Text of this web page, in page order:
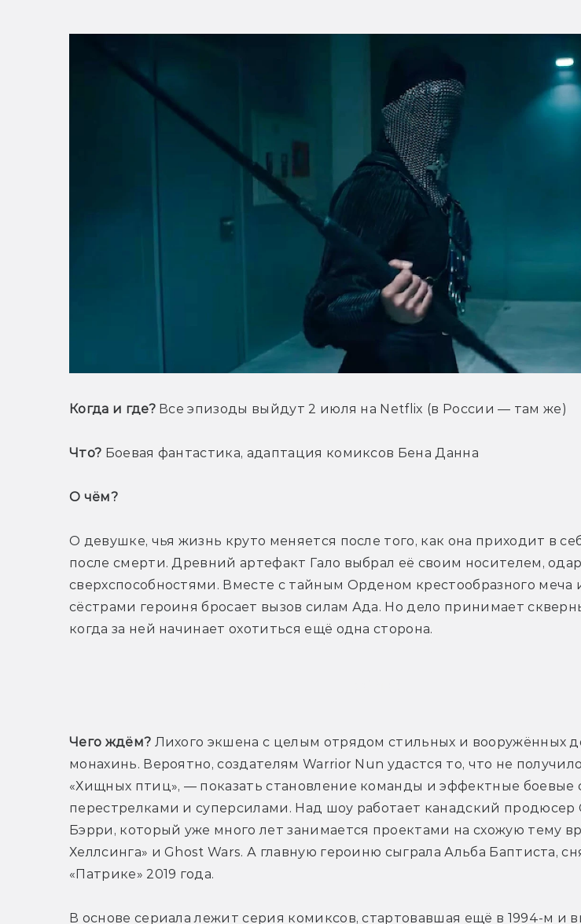
Когда и где? Все эпизоды выйдут 2 июля на Netflix (в России — там же)
Что? Боевая фантастика, адаптация комиксов Бена Данна
О чём?
О девушке, чья жизнь круто меняется после того, как она приходит в
после смерти. Древний артефакт Гало выбрал её своим носителем,
сверхспособностями. Вместе с тайным Орденом крестообразного меча
сёстрами героиня бросает вызов силам Ада. Но дело принимает
когда за ней начинает охотиться ещё одна сторона.
Чего ждём? Лихого экшена с целым отрядом стильных и вооружённых
монахинь. Вероятно, создателям Warrior Nun удастся то, что не
«Хищных птиц», — показать становление команды и эффектные боевые
перестрелками и суперсилами. Над шоу работает канадский продюсер
Бэрри, который уже много лет занимается проектами на схожую тему
Хеллсинга» и Ghost Wars. А главную героиню сыграла Альба Баптиста,
«Патрике» 2019 года.
В основе сериала лежит серия комиксов, стартовавшая ещё в 1994-м и